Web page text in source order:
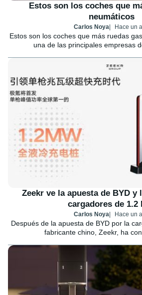
Estos son los coches que
neumáticos
Carlos Noya Hace un
Estos son los coches que más ruedas
una de las principales empresas
Zeekr ve la apuesta de BYD y
cargadores de 1.2
Carlos Noya Hace un
Después de la apuesta de BYD por la
fabricante chino, Zeekr, ha